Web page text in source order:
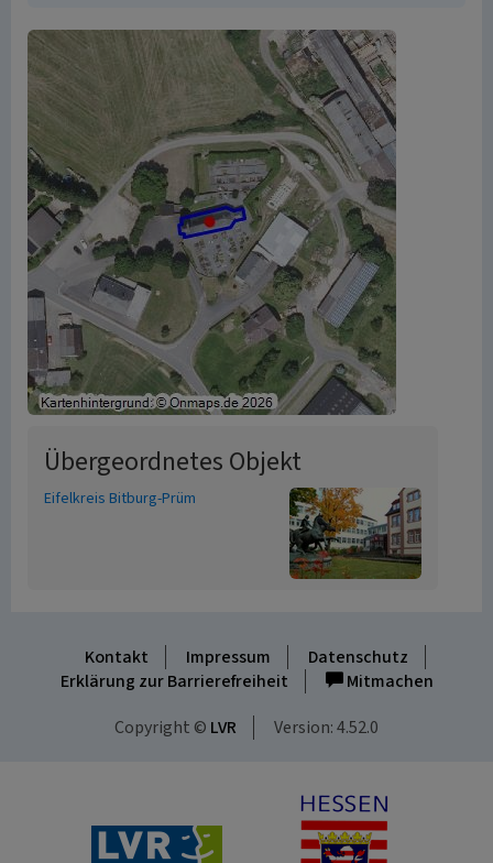
Übergeordnetes Objekt
Eifelkreis Bitburg-Prüm
Kontakt Impressum
Datenschutz
Erklärung zur Barrierefreiheit
Mitmachen
Copyright © LVR Version: 4.52.0